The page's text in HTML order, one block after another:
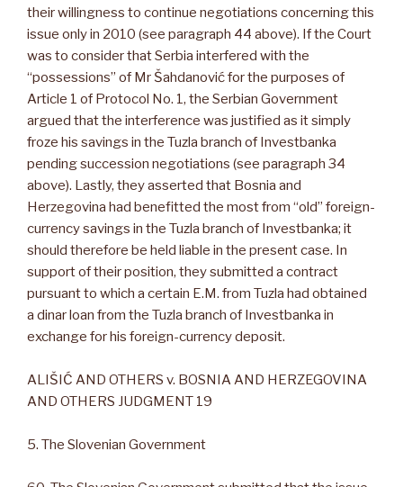
their willingness to continue negotiations concerning this
issue only in 2010 (see paragraph 44 above). If the Court
was to consider that Serbia interfered with the
“possessions” of Mr Šahdanović for the purposes of
Article 1 of Protocol No. 1, the Serbian Government
argued that the interference was justified as it simply
froze his savings in the Tuzla branch of Investbanka
pending succession negotiations (see paragraph 34
above). Lastly, they asserted that Bosnia and
Herzegovina had benefitted the most from “old” foreign-
currency savings in the Tuzla branch of Investbanka; it
should therefore be held liable in the present case. In
support of their position, they submitted a contract
pursuant to which a certain E.M. from Tuzla had obtained
a dinar loan from the Tuzla branch of Investbanka in
exchange for his foreign-currency deposit.
ALIŠIĆ AND OTHERS v. BOSNIA AND HERZEGOVINA
AND OTHERS JUDGMENT 19
5. The Slovenian Government